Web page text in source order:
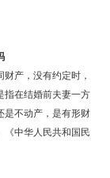
产，没有约定时，
指在结婚前夫妻一方
是不动产，是有形财
《中华人民共和国民